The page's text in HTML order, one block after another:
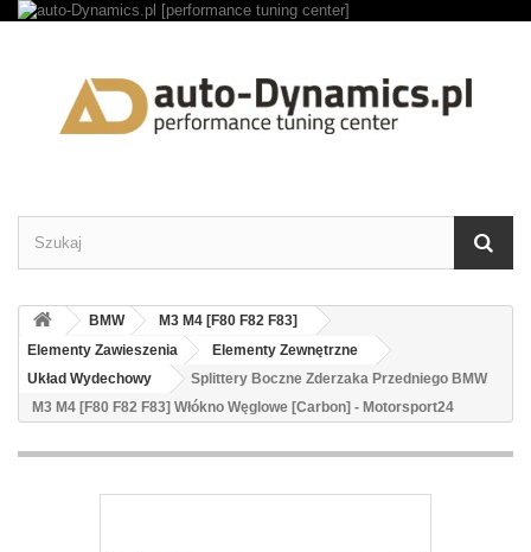
BMW
M3 M4 [F80 F82 F83]
Elementy Zawieszenia
Elementy Zewnętrzne
Układ Wydechowy
Splittery Boczne Zderzaka Przedniego BMW
M3 M4 [F80 F82 F83] Włókno Węglowe [Carbon] - Motorsport24